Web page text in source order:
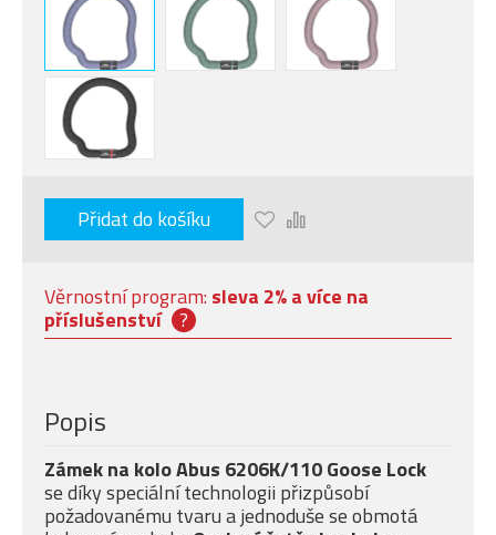
Přidat do košíku
Věrnostní program: sleva 2% a více na
příslušenství ?
Popis
Zámek na kolo Abus 6206K/110 Goose Lock
se díky speciální technologii přizpůsobí
požadovanému tvaru a jednoduše se obmotá